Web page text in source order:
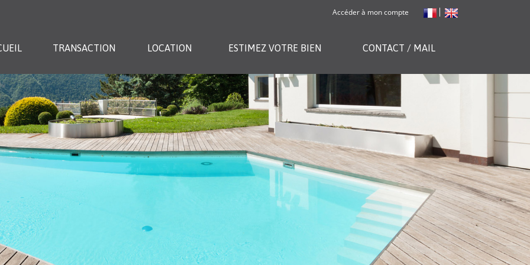
Accéder à mon compte
TRANSACTION LOCATION ESTIMEZ VOTRE BIEN CONTACT / MAIL